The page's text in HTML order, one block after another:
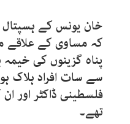
خان یونس کے
کہ مساوی کے علاقے
پناہ گزینوں کی
سے سات افراد ہلاک
فلسطینی ڈاکٹر اور
تھے۔